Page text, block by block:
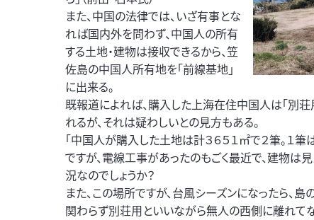
また、中国の法律では、いざ有事とな
れば国内外を問わず、中国人の所有
する土地・建物は接収できるから、笠
佐島の中国人所有地を「前線基地」
に出来る。
既報道によれば、購入した上海在住中国人は「別荘
れるが、それは疑わしいとの見方もある。
「中国人が購入した土地は計３６５１㎡で２筆。１筆
ですが、電線工事があったのもごく最近で、建物は
況なのでしょうか？
また、この場所ですが、台風シーズンになったら、
関わらず別荘用といいながら無人の西側に離れて